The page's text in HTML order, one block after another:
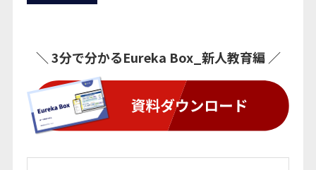
︎＼ 3分で分かるEureka Box_新人教育編 ／